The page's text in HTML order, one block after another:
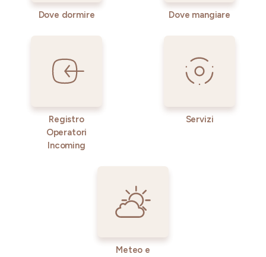
Dove dormire Dove mangiare
Registro
Operatori
Incoming
Servizi
Meteo e